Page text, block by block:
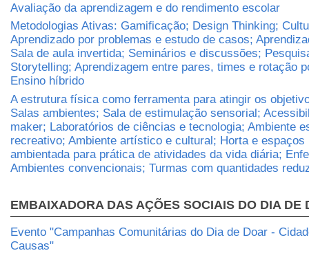
Avaliação da aprendizagem e do rendimento escolar
Metodologias Ativas: Gamificação; Design Thinking;
Aprendizado por problemas e estudo de casos;
Sala de aula invertida; Seminários e discussões;
Storytelling; Aprendizagem entre pares, times e rotação
Ensino híbrido
A estrutura física como ferramenta para atingir os
Salas ambientes; Sala de estimulação sensorial;
maker; Laboratórios de ciências e tecnologia; Ambiente
recreativo; Ambiente artístico e cultural; Horta e espaços
ambientada para prática de atividades da vida diária;
Ambientes convencionais; Turmas com quantidades
EMBAIXADORA DAS AÇÕES SOCIAIS DO DIA DE
Evento "Campanhas Comunitárias do Dia de Doar -
Causas"